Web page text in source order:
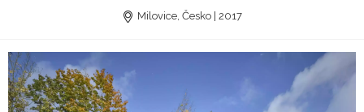
Milovice, Česko | 2017